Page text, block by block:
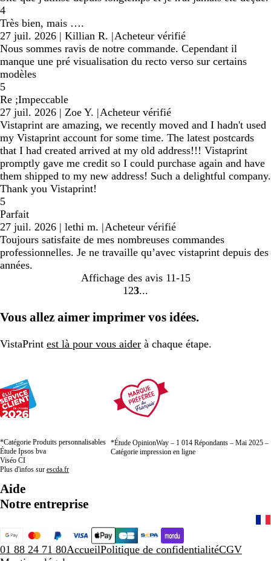
4
Très bien, mais ….
27 juil. 2026 | Killian R. |Acheteur vérifié
Nous sommes ravis de notre commande. Cependant il
manque une pré visualisation du recto verso sur certains
modèles
5
Re ;Impeccable
27 juil. 2026 | Zoe Y. |Acheteur vérifié
Vistaprint are amazing, we recently moved and I hadn't used
my Vistaprint account for some time. The latest postcards
that I had created arrived at my old address!!! Vistaprint
promptly gave me credit so I could purchase again and have
them shipped to my new address! Such a delightful company.
Thank you Vistaprint!
5
Parfait
27 juil. 2026 | lethi m. |Acheteur vérifié
Toujours satisfaite de mes nombreuses commandes
professionnelles. Je ne travaille qu’avec vistaprint depuis des
années.
Affichage des avis 11-15
Accéder
la
1 Accéder
la
2 Accéder
la
3
Vous allez aimer imprimer vos idées.
VistaPrint est là pour vous aider à chaque étape.
*Catégorie Produits personnalisables
Étude Ipsos bva
Viséo CI
Plus d'infos sur escda.fr
*Étude OpinionWay – 1 014 Répondants – Mai 2025 –
Catégorie impression en ligne
Aide
Notre entreprise
01 88 24 71 80AccueilPolitique de confidentialitéCGV